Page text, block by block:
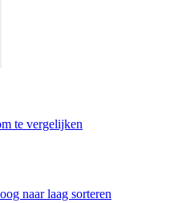
te vergelijken
naar laag sorteren